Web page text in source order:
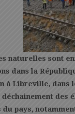
naturelles sont
dans la
à Libreville, dans
des
pays,